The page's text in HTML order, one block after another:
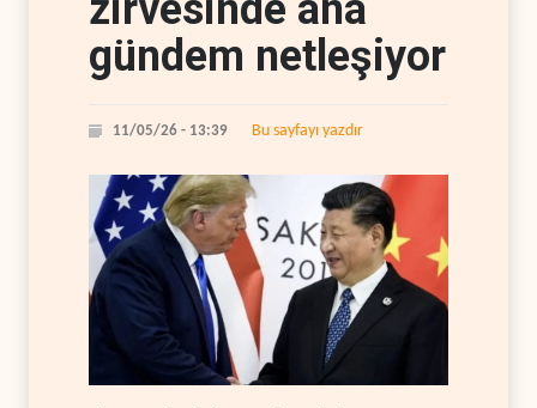
gündem netleşiyor
11/05/26 - 13:39 Bu sayfayı yazdır